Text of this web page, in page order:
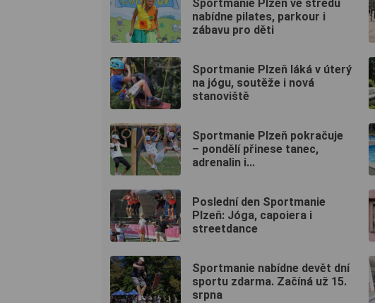
Sportmanie Plzeň ve středu
nabídne pilates, parkour i
zábavu pro děti
Sportmanie Plzeň láká v úterý
na jógu, soutěže i nová
stanoviště
Sportmanie Plzeň pokračuje
– pondělí přinese tanec,
adrenalin i...
Poslední den Sportmanie
Plzeň: Jóga, capoiera i
streetdance
Sportmanie nabídne devět dní
sportu zdarma. Začíná už 15.
srpna